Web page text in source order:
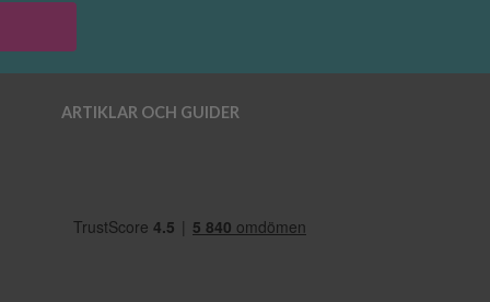
ARTIKLAR OCH GUIDER